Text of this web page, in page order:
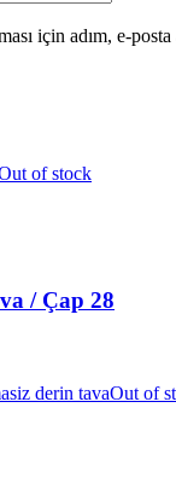
için adım, e-
of stock
/ Çap 28
Out of